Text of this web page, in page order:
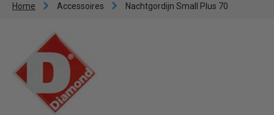
Home Accessoires Nachtgordijn Small Plus 70